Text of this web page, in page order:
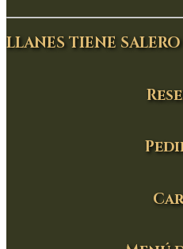
LLANES TIENE SALERO